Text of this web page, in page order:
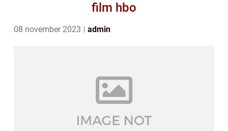
film hbo
08 november 2023 admin